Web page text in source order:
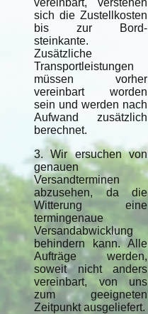
vereinbart, verstehen
sich die Zustellkosten
bis zur Bord-
steinkante.
Zusätzliche
Transportleistungen
müssen vorher
vereinbart worden
sein und werden nach
Aufwand zusätzlich
berechnet.
3. Wir ersuchen von
genauen
Versandterminen
abzusehen, da die
Witterung eine
termingenaue
Versandabwicklung
behindern kann. Alle
Aufträge werden,
soweit nicht anders
vereinbart, von uns
zum geeigneten
Zeitpunkt ausgeliefert.